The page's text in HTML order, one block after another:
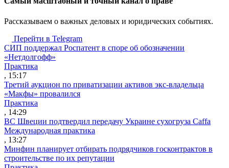
Рассказываем о важных деловых и юридических событиях.
Перейти в Telegram
СИП поддержал Роспатент в споре об обозначении
«Нетдолгофф»
Практика
, 15:17
Третий аукцион по приватизации активов экс-владельца
«Макфы» провалился
Практика
, 14:29
ВС Швеции подтвердил передачу Украине сухогруза Caffa
Международная практика
, 13:27
Минфин планирует отбирать подрядчиков госконтрактов в
строительстве по их репутации